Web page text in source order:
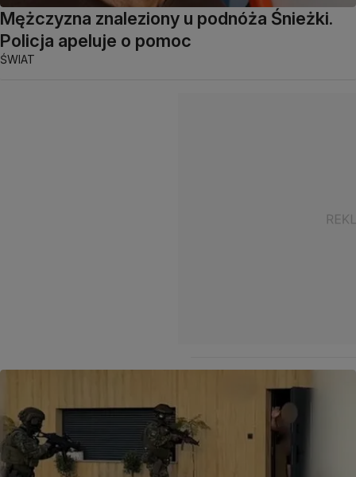
Mężczyzna znaleziony u podnóża Śnieżki.
Policja apeluje o pomoc
ŚWIAT